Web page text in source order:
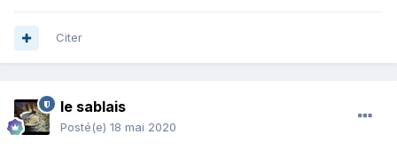
Citer
le sablais
Posté(e) 18 mai 2020